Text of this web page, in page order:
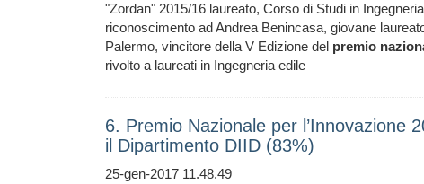
"Zordan" 2015/16 laureato, Corso di Studi in
riconoscimento ad Andrea Benincasa, giovane
Palermo, vincitore della V Edizione del premio
rivolto a laureati in Ingegneria edile
6. Premio Nazionale per l’Innovazione
il Dipartimento DIID (83%)
25-gen-2017 11.48.49